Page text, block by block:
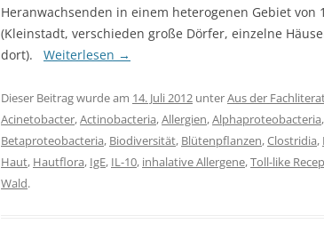
Heranwachsenden in einem heterogenen Gebiet von
(Kleinstadt, verschieden große Dörfer, einzelne
dort). Weiterlesen →
Dieser Beitrag wurde am 14. Juli 2012 unterAus der
Acinetobacter,Actinobacteria,Allergien,Alphaproteobacteria,
Betaproteobacteria, Biodiversität, Blütenpflanzen,Clostridia,
Haut, Hautflora, IgE, IL-10, inhalative Allergene,Toll-like
Wald.